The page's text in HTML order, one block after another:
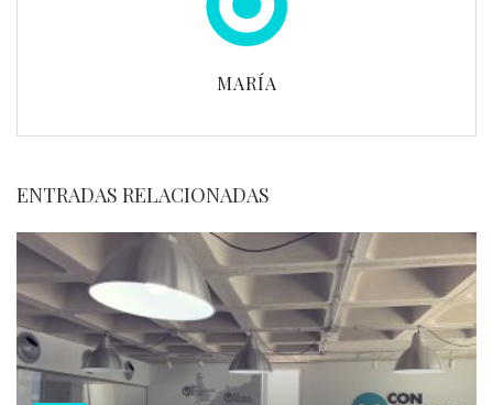
MARÍA
ENTRADAS RELACIONADAS